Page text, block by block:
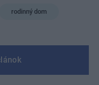
rodinný dom